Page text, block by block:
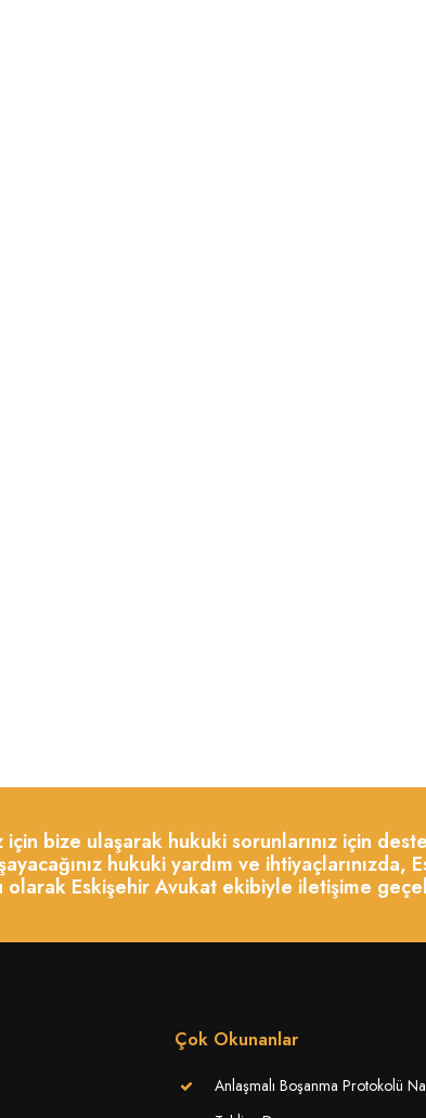
için bize ulaşarak hukuki sorunlarınız için
hukuki yardım ve ihtiyaçlarınızda,
Eskişehir Avukat ekibiyle iletişime
Çok Okunanlar
Anlaşmalı Boşanma Protokolü